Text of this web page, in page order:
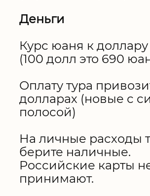
Деньги
Курс юаня к доллару
(100 долл это 690
Оплату тура
долларах (новые с
полосой)
На личные расходы
берите наличные.
Российские карты
принимают.